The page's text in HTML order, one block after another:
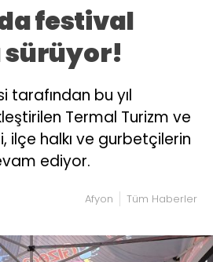
festival
sürüyor!
tarafından bu yıl
Termal Turizm ve
ilçe halkı ve gurbetçilerin
ediyor.
Afyon Tüm Haberler